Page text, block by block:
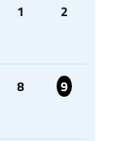
1 2
8 9